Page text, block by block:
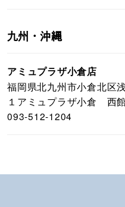
九州・沖縄
アミュプラザ小倉店
福岡県北九州市小倉北区
１アミュプラザ小倉 西
093-512-1204